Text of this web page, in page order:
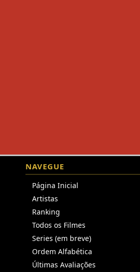
NAVEGUE
Página Inicial
Artistas
Ranking
Todos os Filmes
Series (em breve)
Ordem Alfabética
Últimas Avaliações